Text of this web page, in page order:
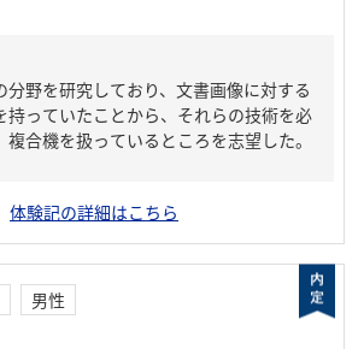
分野を研究しており、文書画像に対する
持っていたことから、それらの技術を必
合機を扱っているところを志望した。
体験記の詳細はこちら
男性